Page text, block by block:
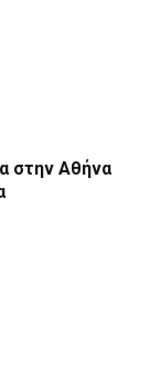
στην Αθήνα